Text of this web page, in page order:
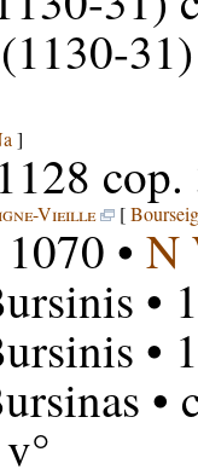
]
Vieille [
1070 • N
•
•
•